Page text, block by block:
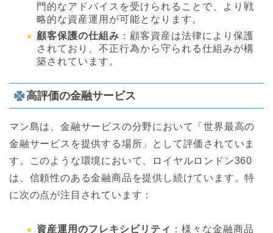
門的なアドバイスを受けられることで、より戦
略的な資産運用が可能となります。
顧客保護の仕組み ：顧客資産は法律により保護
されており、不正行為から守られる仕組みが構
築されています。
高評価の金融サービス
マン島は、金融サービスの分野において「世界最高の
金融サービスを提供する場所」として評価されていま
す。このような環境において、ロイヤルロンドン360
は、信頼性のある金融商品を提供し続けています。特
に次の点が注目されています：
資産運用のフレキシビリティ ：様々な金融商品